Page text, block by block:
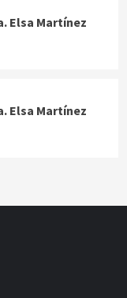
Elsa Martínez
Elsa Martínez